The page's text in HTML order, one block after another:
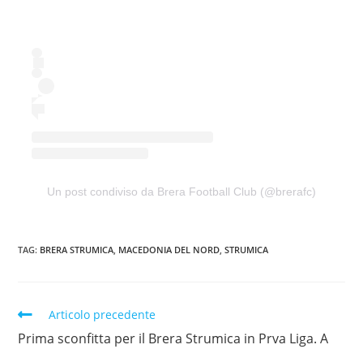
Un post condiviso da Brera Football Club (@brerafc)
TAG: BRERA STRUMICA, MACEDONIA DEL NORD, STRUMICA
Articolo precedente
Prima sconfitta per il Brera Strumica in Prva Liga. A